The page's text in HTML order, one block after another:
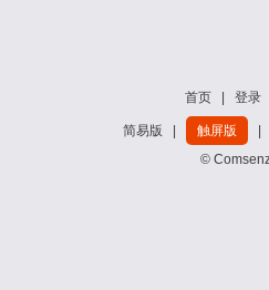
首页 登录
简易版 触屏版
©